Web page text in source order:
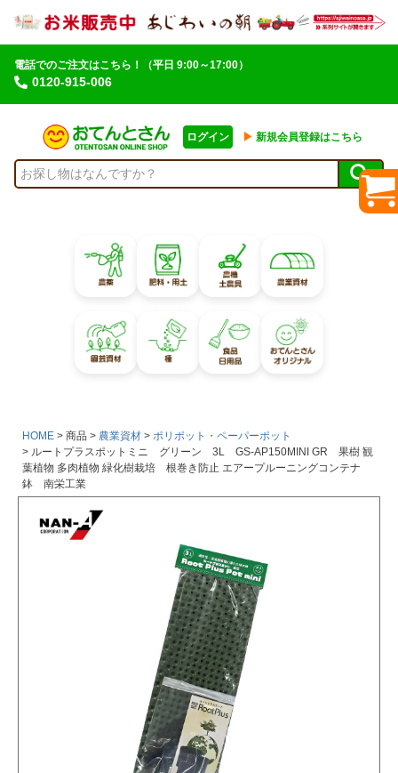
電話でのご注文はこちら！
0120-915-006
（平日 9:00～17:00）
ログイン ▶︎ 新規会員登録はこちら
HOME 商品 農業資材
ポリポット・ペーパーポット
ルートプラスポットミニ グリーン 3L GS-AP150MINI GR 果樹 観
葉植物 多肉植物 緑化樹栽培 根巻き防止 エアープルーニングコンテナ
鉢 南栄工業